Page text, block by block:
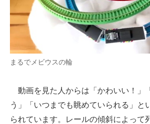
まるでメビウスの輪
動画を見た人からは「かわいい！」
う」「いつまでも眺めていられる」と
られています。レールの傾斜によって